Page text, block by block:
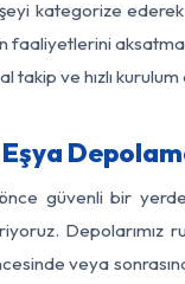
kategorize
faaliyetlerini
ve hızlı
önce güvenli bir
Depolarımız
veya